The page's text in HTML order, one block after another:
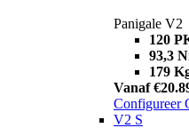
Panigale V2
120
93,3
179
Vanaf
Configureer
V2 S